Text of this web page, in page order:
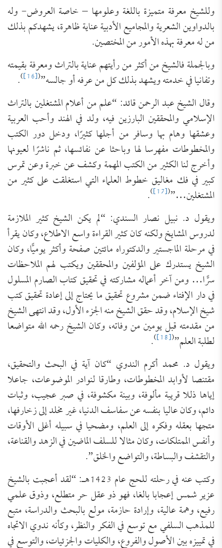
وللشيخ معرفة متميزة باللغة وعلومها – خاصة العروض- وله
بالدواوين الشعرية والمجاميع الأدبية عناية ظاهرة، يشهدكم بذلك
من له معرفة بهذه الأمور من المختصين.
وبالجملة فالشيخ من أكثر من رأيتهم عناية بالتراث ومعرفة بقيمته
وتفانيا في خدمته ويشهد بذلك كل من عرفه أو جالسه”(
[16]
)
.
وقال الشيخ عبد الرحمن قائد: “علم من أعلام المشتغلين بالتراث
الإسلامي والمحققين البارزين فيه، ولد في الهند وأحب العربية
وعشقها وهام بها وسافر من أجلها كثيرًا، ودخل دور الكتب
والمخطوطات مفهرسا لها وباحثا عن نفائسها، ثم ناشرًا لعيونها
وأخرج لنا الكثير من الكتب المهمة وكشف عن خبرة وعن تمرس
كبير في فك مغاليق خطوط العلماء التي استغلقت على كثير من
المشتغلين…”(
[17]
)
.
ويقول د. نبيل نصار السندي: “لم يكن الشيخ كثير الملازمة
لدروس المشايخ ولكنه كان كثير القراءة واسع الاطلاع، وكان يقرأ
في مرحلة الماجستير والدكتوراه مائتين صفحة وأكثر يوميًّا، وكان
الشيخ يستدرك على المؤلفين والمحققين ويكتب لهم الملاحظات
سرًّا… ومن آخر أعماله مشاركته في تحقيق كتاب الصارم المسلول
في دار الإفتاء ضمن مشروع تحقيق ما يحتاج إلى إعادة تحقيق كتب
شيخ الإسلام، وقد حقق الشيخ منه الجزء الأول، وقد انتهى الشيخ
من مقدمته قبل يومين من وفاته، وكان الشيخ رحمه الله متواضعا
لطلبة العلم”(
[18]
)
.
ويقول د. محمد أكرم الندوي “كان آية في البحث والتحقيق،
مقتنصا لأوابد المخطوطات، وطارقا لنوادر الموضوعات، جاعلا
إياها ذللا قريبة مألوفة، وبينة مكشوفة، في صبر عجيب، وثبات
دائم، وكان عاليا بنفسه عن سفاسف الدنيا، غير مخلد إلى زخارفها،
متجها بعقله وفكره إلى العلم، ومضحيا في سبيله أغلى الأوقات
وأنفس الممتلكات، وكان مثالا للسلف الماضين في الزهد والقناعة،
والتقشف والبساطة، والتواضع والخلق”.
وكتب عنه في رحلته للحج عام 1423هـ: “لقد أعجبت بالشيخ
عزير شمس إعجابا بالغا، فهو ذو عقل حر متطلع، وذوق علمي
رفيع، وهمة عالية، وإرادة حازمة، مولع بالبحث والدراسة، متبع
للمذهب السلفي مع توسع في الفكر والنظر، وكأنه ندوي الاتجاه
في تمييزه بين الأصول والفروع، والكليات والجزئيات، والتوسع في